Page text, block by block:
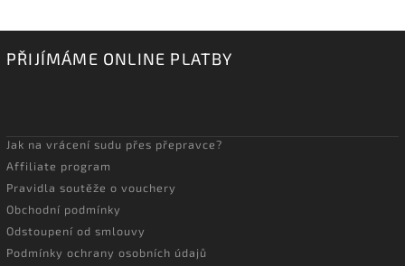
PŘIJÍMÁME ONLINE PLATBY
Jak na vrácení sudu přes přepravce?
Affiliate program
Pravidla soutěže o vouchery
Obchodní podmínky
Odstoupení od smlouvy
Podmínky ochrany osobních údajů